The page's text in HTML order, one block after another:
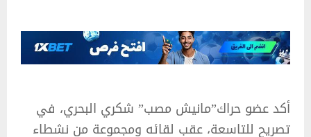
أكد عضو حراك”مانيش مصب” شكري البحري، في
تصريح للتاسعة، عقب لقائه ومجموعة من نشطاء